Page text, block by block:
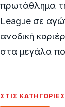
πρωτάθλημα
League σε
ανοδική
στα μεγάλα
ΣΤΙΣ ΚΑΤΗΓΟΡΊΕΣ